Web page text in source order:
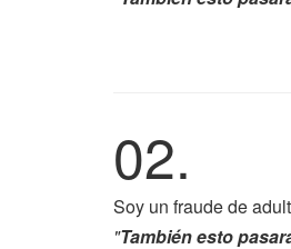
02.
Soy un fraude de
"También esto